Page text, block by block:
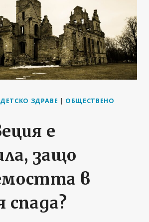
ДЕТСКО ЗДРАВЕ | ОБЩЕСТВЕНО
е
защо
в